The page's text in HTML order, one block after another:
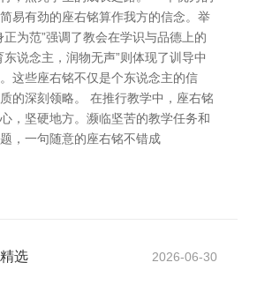
易有劲的座右铭算作我方的信念。举
正为范”强调了教会在学识与品德上的
东说念主，润物无声”则体现了训导中
这些座右铭不仅是个东说念主的信
的深刻领略。 在推行教学中，座右铭
，坚硬地方。濒临坚苦的教学任务和
，一句随意的座右铭不错成
选 2026-06-30